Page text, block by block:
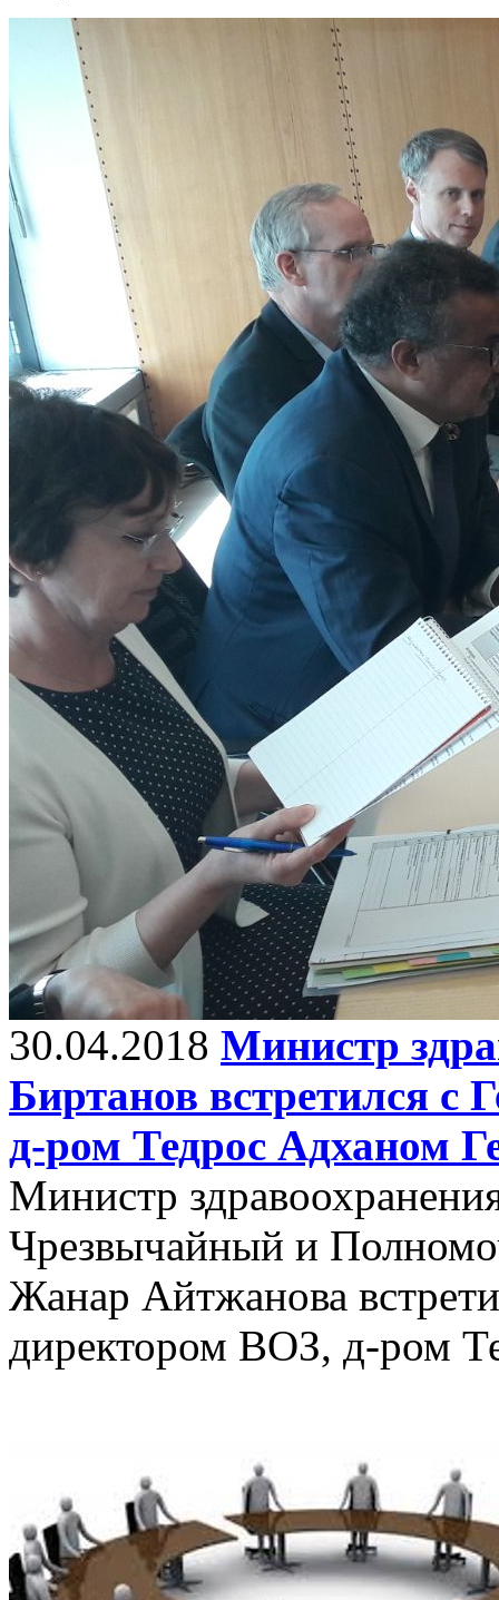
30.04.2018 Министр
Биртанов встретился
д-ром Тедрос Адханом
Министр
Чрезвычайный и
Жанар Айтжанова
директором ВОЗ, д-ром